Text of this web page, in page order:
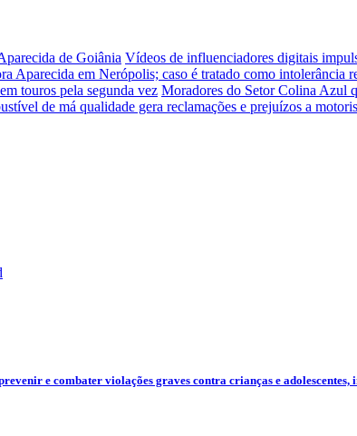
de Goiânia Vídeos de influenciadores digitais
Aparecida em Nerópolis; caso é tratado como intolerância
touros pela segunda vez Moradores do Setor Colina Azul
de má qualidade gera reclamações e prejuízos a
e combater violações graves contra crianças e adolescentes,